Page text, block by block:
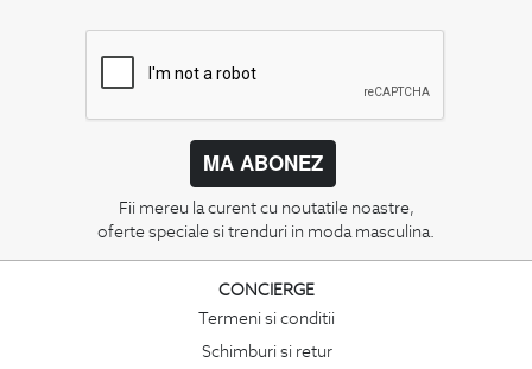
MA ABONEZ
Fii mereu la curent cu noutatile noastre,
oferte speciale si trenduri in moda masculina.
CONCIERGE
Termeni si conditii
Schimburi si retur